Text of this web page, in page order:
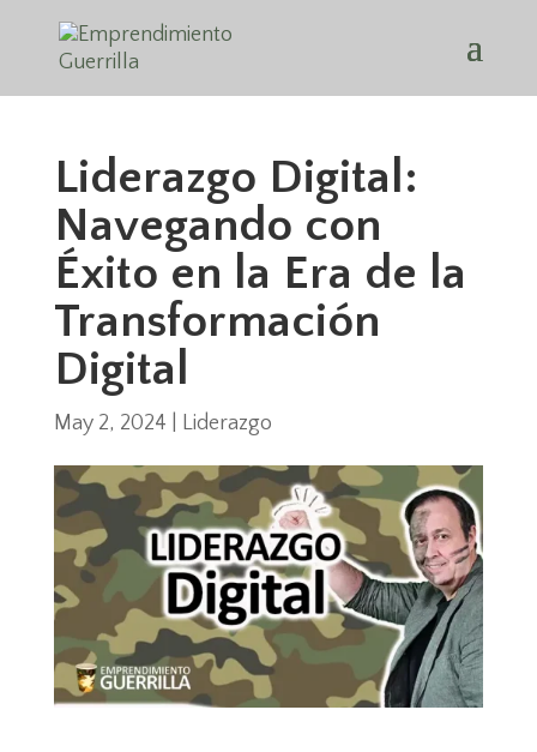
Liderazgo Digital:
Navegando con
Éxito en la Era de la
Transformación
Digital
May 2, 2024 Liderazgo